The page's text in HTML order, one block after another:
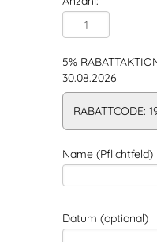
5%
30.08.2026
RABATTCODE:
Name (Pflichtfeld)
Datum (optional)